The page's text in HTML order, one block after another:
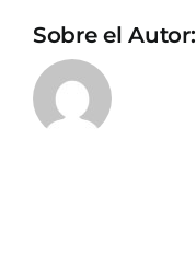
Sobre el Autor: